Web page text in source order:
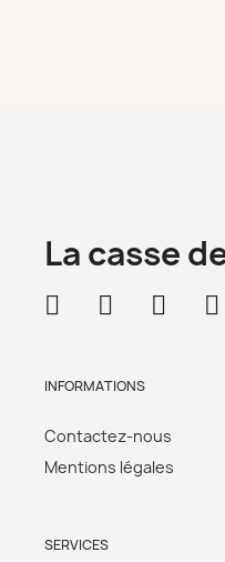
La casse
INFORMATIONS
Contactez-nous
Mentions légales
SERVICES